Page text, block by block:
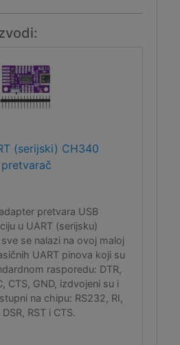
(serijski) CH340
pretvarač
pretvara USB
u UART (serijsku)
se nalazi na ovoj maloj
UART pinova koji su
rasporedu: DTR,
CTS, GND, izdvojeni su i
na chipu: RS232, RI,
DSR, RST i CTS.